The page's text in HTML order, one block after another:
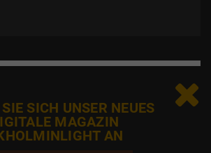
ikke en robot
er blevet begrænset, da

SICH UNSER NEUES
MAGAZIN
AN